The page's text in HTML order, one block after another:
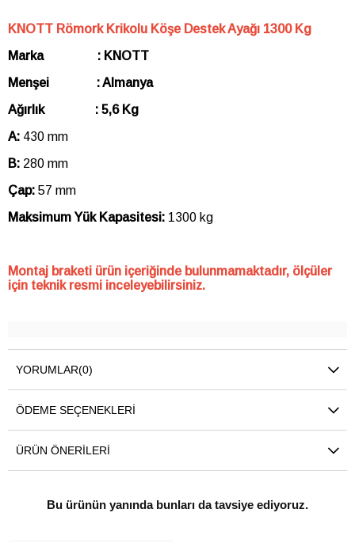
KNOTT Römork Krikolu Köşe Destek Ayağı 1300 Kg
Marka : KNOTT
Menşei : Almanya
Ağırlık : 5,6 Kg
A: 430 mm
B: 280 mm
Çap: 57 mm
Maksimum Yük Kapasitesi: 1300 kg
Montaj braketi ürün içeriğinde bulunmamaktadır, ölçüler
için teknik resmi inceleyebilirsiniz.
YORUMLAR(0)
ÖDEME SEÇENEKLERI
ÜRÜN ÖNERILERI
Bu ürünün yanında bunları da tavsiye ediyoruz.